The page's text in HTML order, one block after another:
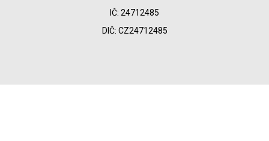
IČ: 24712485
DIČ: CZ24712485